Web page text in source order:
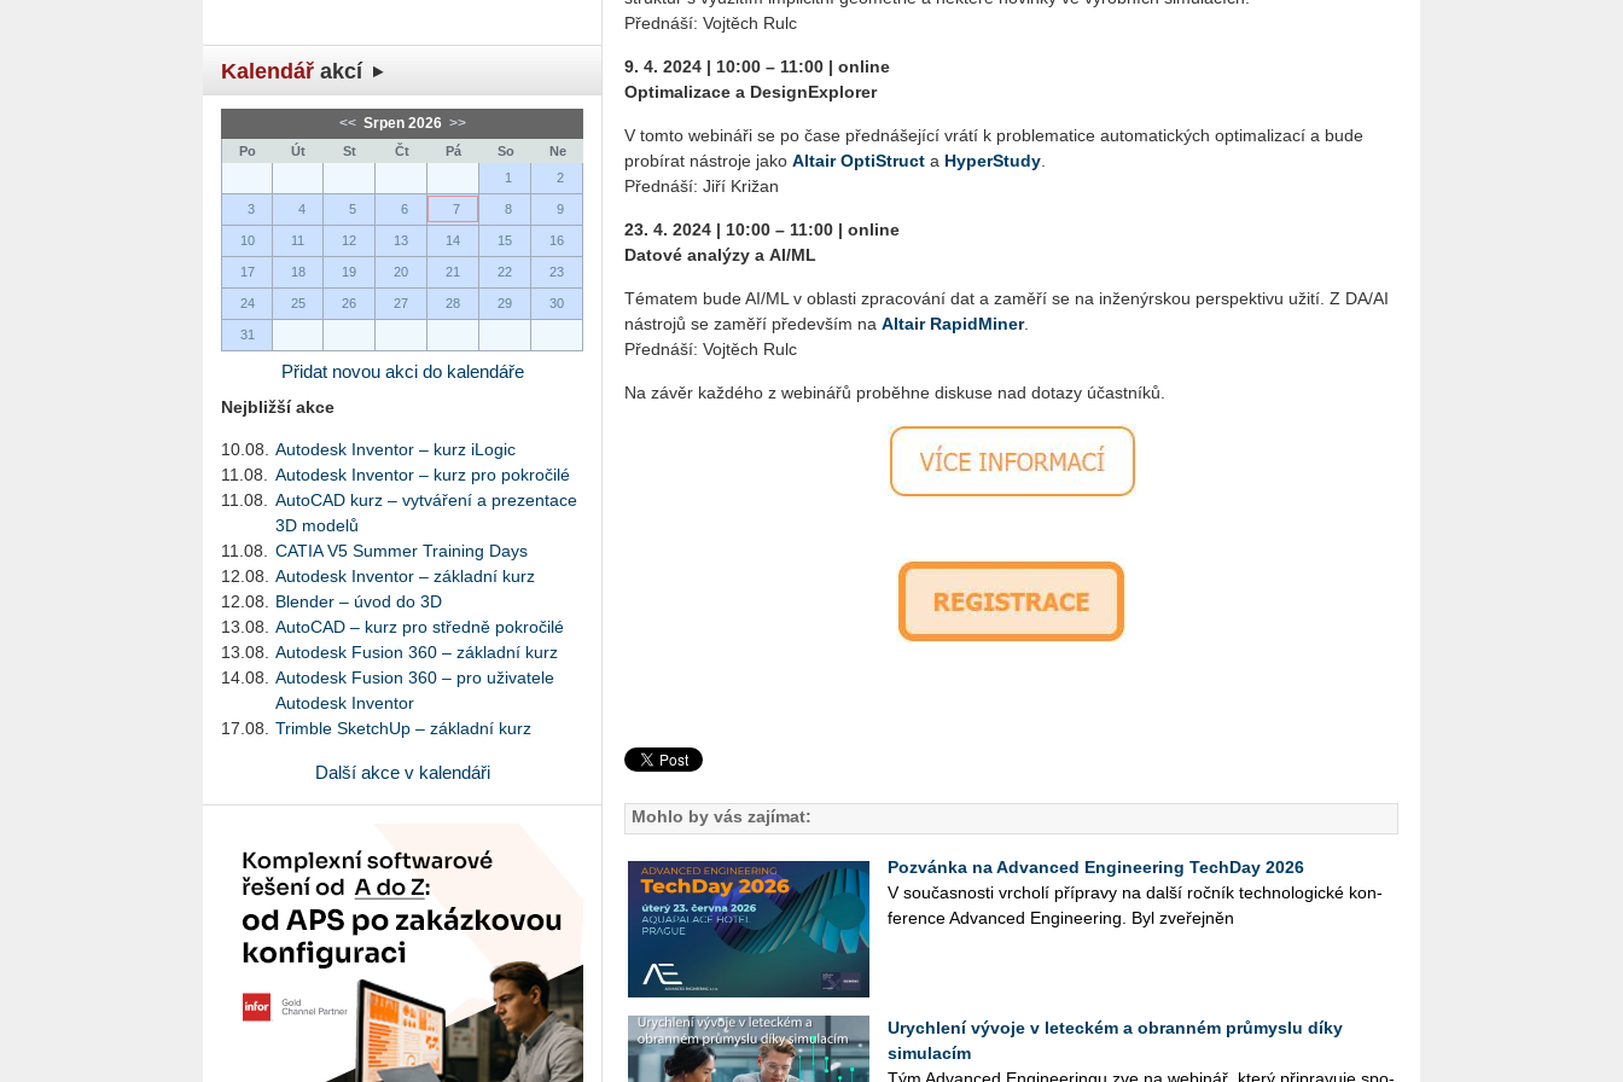
Kalendář akcí
<< Srpen 2026 >>
Po Út St Čt Pá So
Ne
1
2
3 4 5 6 7 8 9
10 11 12 13 14 15 16
17 18 19 20 21 22 23
24 25 26 27 28 29 30
31
Přidat novou akci do kalendáře
Nejbližší akce
10.08.
Autodesk Inventor – kurz iLogic
11.08.
Autodesk Inventor – kurz pro pokročilé
11.08.
AutoCAD kurz – vytváření a prezentace
3D modelů
11.08.
CATIA V5 Summer Training Days
12.08.
Autodesk Inventor – základní kurz
12.08.
Blender – úvod do 3D
13.08.
AutoCAD – kurz pro středně pokročilé
13.08.
Autodesk Fusion 360 – základní kurz
14.08.
Autodesk Fusion 360 – pro uživatele
Autodesk Inventor
17.08.
Trimble SketchUp – základní kurz
Další akce v kalendáři
Před­ná­ší: Voj­těch Rulc
9. 4. 2024 | 10:00 – 11:00 | on­li­ne
Op­ti­ma­li­za­ce a De­signEx­plo­rer
V tomto webi­ná­ři se po čase před­ná­še­jí­cí vrátí k pro­ble­ma­ti­ce au­to­ma­tic­kých op­ti­ma­li­za­cí a bude
pro­bí­rat ná­stro­je jako Al­tair Op­tiStruct a Hy­perStu­dy
Před­ná­ší: Jiří Kri­žan
23. 4. 2024 | 10:00 – 11:00 | on­li­ne
Da­to­vé ana­lý­zy a AI/ML
Té­ma­tem bude AI/ML v ob­las­ti zpra­co­vá­ní dat a za­mě­ří se na in­že­nýr­skou per­spek­ti­vu užití. Z DA/AI
ná­stro­jů se za­mě­ří pře­de­vším na Al­tair Ra­pi­d­Mi­ner.
Před­ná­ší: Voj­těch Rulc
Na závěr kaž­dé­ho z webi­ná­řů pro­běh­ne dis­ku­se nad do­ta­zy účast­ní­ků.
Mohlo by vás zajímat:
Pozvánka na Advanced Engineering TechDay 2026
V sou­čas­nos­ti vr­cho­lí pří­pra­vy na další roč­ník tech­no­lo­gic­ké kon­
fe­ren­ce Advan­ced En­gi­nee­ring. Byl zve­řej­něn
Urychlení vývoje v leteckém a obranném průmyslu díky
simulacím
Tým Advan­ced En­gi­nee­rin­gu zve na webi­nář, který při­pra­vu­je spo­